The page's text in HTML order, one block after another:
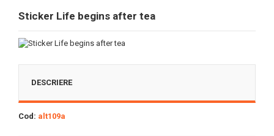
Sticker Life begins after tea
DESCRIERE
Cod: alt109a